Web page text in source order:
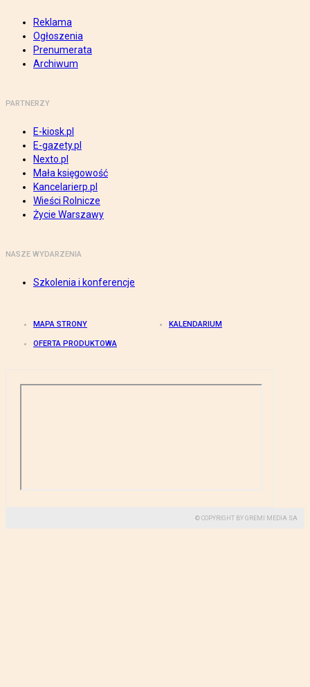
Reklama
Ogłoszenia
Prenumerata
Archiwum
PARTNERZY
E-kiosk.pl
E-gazety.pl
Nexto.pl
Mała księgowość
Kancelarierp.pl
Wieści Rolnicze
Życie Warszawy
NASZE WYDARZENIA
Szkolenia i konferencje
MAPA STRONY KALENDARIUM
OFERTA PRODUKTOWA
© COPYRIGHT BY GREMI MEDIA SA